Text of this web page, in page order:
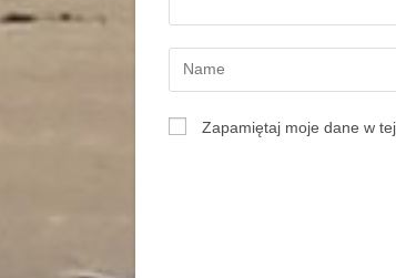
Zapamiętaj moje dane w